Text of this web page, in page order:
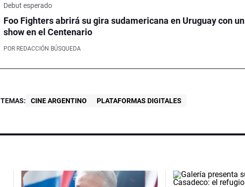
Debut esperado
Foo Fighters abrirá su gira sudamericana en Uruguay con un
show en el Centenario
POR REDACCIÓN BÚSQUEDA
TEMAS: CINE ARGENTINO PLATAFORMAS DIGITALES